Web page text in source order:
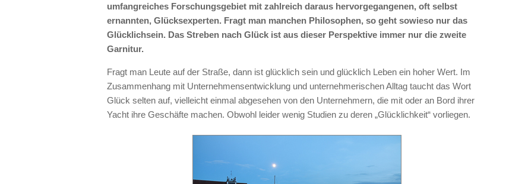
umfangreiches Forschungsgebiet mit zahlreich daraus hervorgegangenen, oft selbst
ernannten, Glücksexperten. Fragt man manchen Philosophen, so geht sowieso nur das
Glücklichsein. Das Streben nach Glück ist aus dieser Perspektive immer nur die zweite
Garnitur.
Fragt man Leute auf der Straße, dann ist glücklich sein und glücklich Leben ein hoher Wert. Im
Zusammenhang mit Unternehmensentwicklung und unternehmerischen Alltag taucht das Wort
Glück selten auf, vielleicht einmal abgesehen von den Unternehmern, die mit oder an Bord ihrer
Yacht ihre Geschäfte machen. Obwohl leider wenig Studien zu deren „Glücklichkeit“ vorliegen.